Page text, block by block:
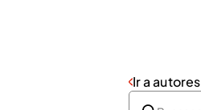
Ir a autores